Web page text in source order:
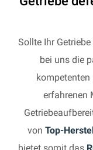
Sollte Ihr
bei uns die
erfahrenen
von Top-